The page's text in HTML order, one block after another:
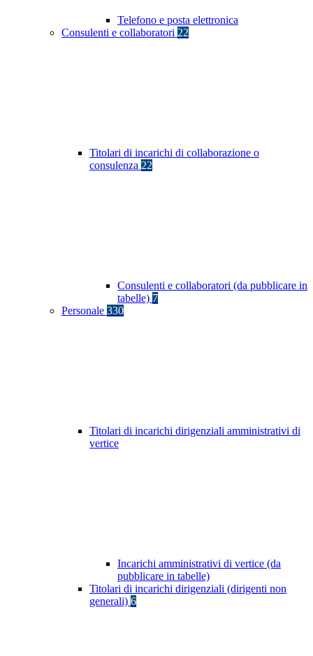
Telefono e posta elettronica
Consulenti e collaboratori 22
Titolari di incarichi di collaborazione o
consulenza 22
Consulenti e collaboratori (da pubblicare in
tabelle) 7
Personale 330
Titolari di incarichi dirigenziali amministrativi di
vertice
Incarichi amministrativi di vertice (da
pubblicare in tabelle)
Titolari di incarichi dirigenziali (dirigenti non
generali) 6